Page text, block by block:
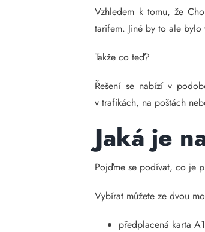
Vzhledem k tomu, že
tarifem. Jiné by to ale
Takže co teď?
Řešení se nabízí v
v trafikách, na poštách
Jaká je
Pojďme se podívat, co je
Vybírat můžete ze dvou
předplacená karta A1